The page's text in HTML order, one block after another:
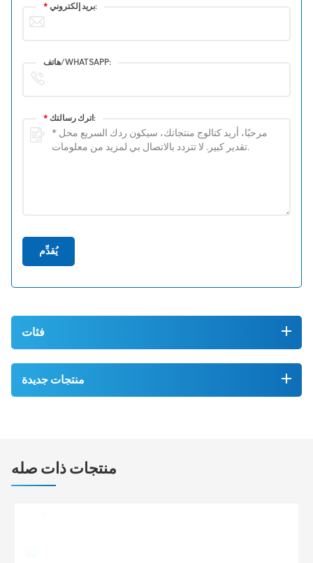
* بريد إلكتروني:
هاتف/WHATSAPP:
* اترك رسالتك:
يُقدِّم
فئات
منتجات جديدة
منتجات ذات صله